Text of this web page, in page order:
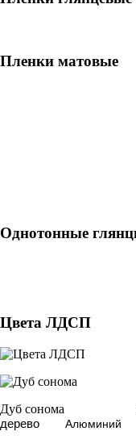
Пленки матовые
Однотонные
Цвета ЛДСП
Дуб сонома
дерево Алюминий